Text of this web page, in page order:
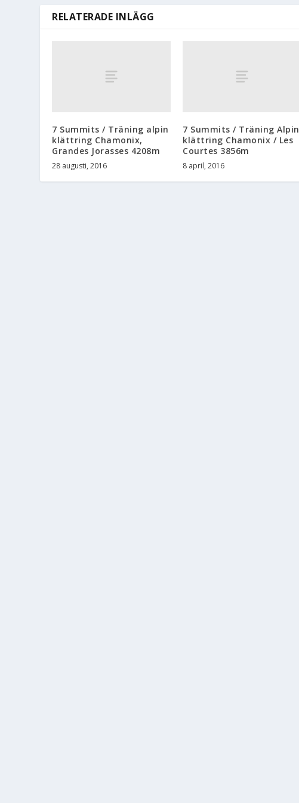
RELATERADE INLÄGG
7 Summits / Träning alpin
klättring Chamonix,
Grandes Jorasses 4208m
28 augusti, 2016
7 Summits / Träning Alpin
klättring Chamonix / Les
Courtes 3856m
8 april, 2016